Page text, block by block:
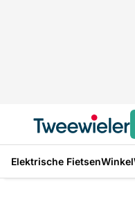
Elektrische FietsenWinkel